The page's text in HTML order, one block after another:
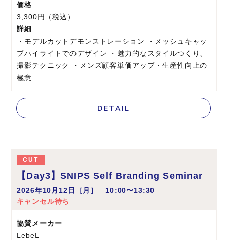
価格
3,300円（税込）
詳細
・モデルカットデモンストレーション ・メッシュキャッ
プハイライトでのデザイン ・魅力的なスタイルつくり、
撮影テクニック ・メンズ顧客単価アップ・生産性向上の
極意
DETAIL
CUT
【Day3】SNIPS Self Branding Seminar
2026年10月12日［月］ 10:00〜13:30
キャンセル待ち
協賛メーカー
LebeL